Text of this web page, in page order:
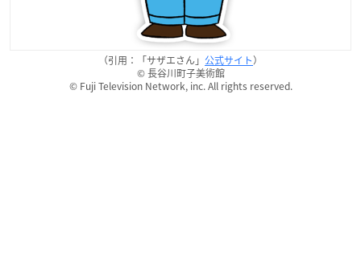
（引用：「サザエさん」 公式サイト）
© 長谷川町子美術館
© Fuji Television Network, inc. All rights reserved.